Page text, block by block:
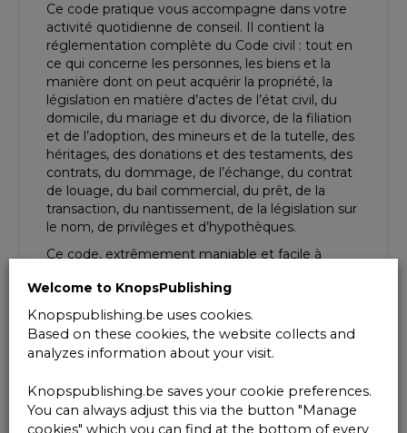
Ce code pratique vous accompagne dans votre
activité quotidienne de conseil. Il contient la
réglementation complète du Code civil : tout en
ce qui concerne les personnes, les biens et la
manière dont on peut acquérir la propriété, la
législation en matière d’actes de l’état civil, du
domicile, du mariage et du divorce, de la filiation
et de l’adoption, des mineurs et de la tutelle, des
héritages, des donations et des testaments, des
contrats, du dommage, de l’échange, du contrat
de louage, du bail commercial, du prêt, de la
transaction, du nantissement, de la législation sur
le nom, de privilèges et d’hypothèques.
Ce code, extrêmement maniable et facile à
que vous disposez toujours de la législation en
vigueur.
Consultez également :
Constitution belge
Code judiciaire
Droits d’enregistrement (Région wallonne,
Région de Bruxelles-Capitale et Région
Welcome to KnopsPublishing
Knopspublishing.be uses cookies.
Based on these cookies, the website collects and
analyzes information about your visit.
Knopspublishing.be saves your cookie preferences.
You can always adjust this via the button "Manage
cookies" which you can find at the bottom of every